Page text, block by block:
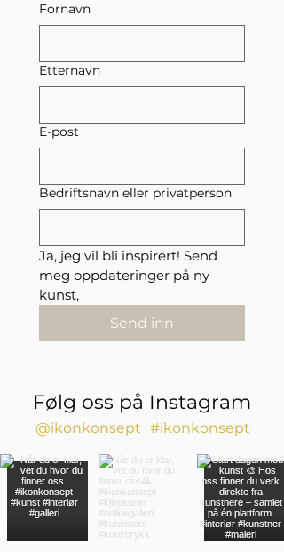
Fornavn
Etternavn
E-post
Bedriftsnavn eller privatperson
Ja, jeg vil bli inspirert! Send
meg oppdateringer på ny
kunst,
Send inn
Følg oss på Instagram
#ikonkonsept
@ikonkonsept